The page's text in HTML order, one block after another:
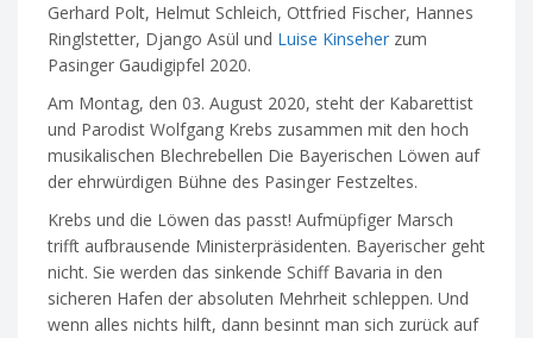
Gerhard Polt, Helmut Schleich, Ottfried Fischer, Hannes
Ringlstetter, Django Asül und Luise Kinseher zum
Pasinger Gaudigipfel 2020.
Am Montag, den 03. August 2020, steht der Kabarettist
und Parodist Wolfgang Krebs zusammen mit den hoch
musikalischen Blechrebellen Die Bayerischen Löwen auf
der ehrwürdigen Bühne des Pasinger Festzeltes.
Krebs und die Löwen das passt! Aufmüpfiger Marsch
trifft aufbrausende Ministerpräsidenten. Bayerischer geht
nicht. Sie werden das sinkende Schiff Bavaria in den
sicheren Hafen der absoluten Mehrheit schleppen. Und
wenn alles nichts hilft, dann besinnt man sich zurück auf